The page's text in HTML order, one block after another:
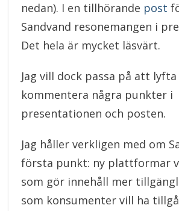
nedan). I en tillhörande post
Sandvand resonemangen i
Det hela är mycket läsvärt.
Jag vill dock passa på att
kommentera några punkter i
presentationen och posten.
Jag håller verkligen med om
första punkt: ny plattformar
som gör innehåll mer
som konsumenter vill ha